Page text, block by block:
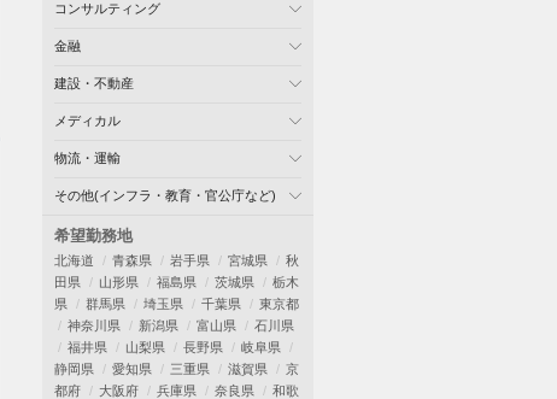
コンサルティング
金融
建設・不動産
メディカル
物流・運輸
その他(インフラ・教育・官公庁など)
希望勤務地
北海道 青森県 岩手県 宮城県
秋
田県
山形県 福島県 茨城県
栃木
県
群馬県 埼玉県 千葉県
東京都
神奈川県
新潟県 富山県
石川県
福井県
山梨県 長野県
岐阜県
静岡県
愛知県 三重県 滋賀県
京
都府
大阪府 兵庫県 奈良県
和歌